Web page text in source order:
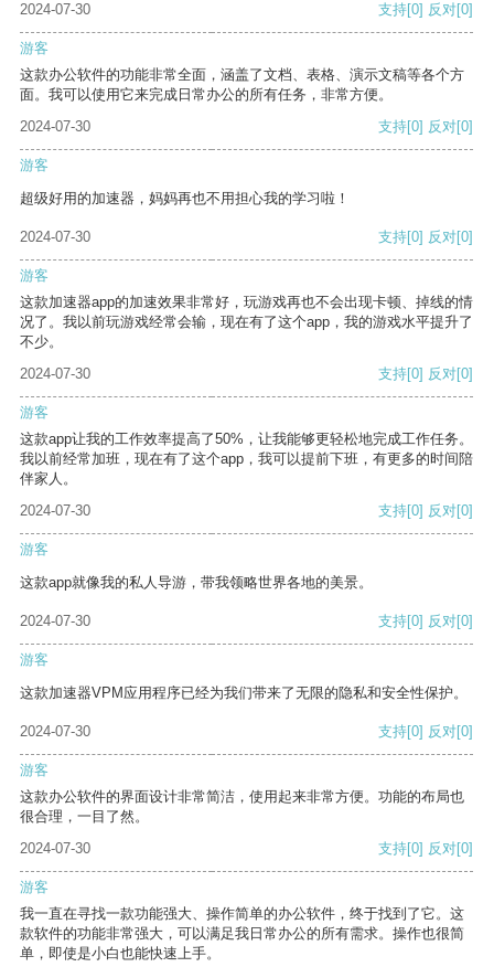
2024-07-30 支持[0] 反对[0]
游客
这款办公软件的功能非常全面，涵盖了文档、表格、演示文稿等各个方
面。我可以使用它来完成日常办公的所有任务，非常方便。
2024-07-30
支持[0] 反对[0]
游客
超级好用的加速器，妈妈再也不用担心我的学习啦！
2024-07-30 支持[0] 反对[0]
游客
这款加速器app的加速效果非常好，玩游戏再也不会出现卡顿、掉线的情
况了。我以前玩游戏经常会输，现在有了这个app，我的游戏水平提升了
不少。
2024-07-30
支持[0] 反对[0]
游客
这款app让我的工作效率提高了50%，让我能够更轻松地完成工作任务。
我以前经常加班，现在有了这个app，我可以提前下班，有更多的时间陪
伴家人。
2024-07-30
支持[0] 反对[0]
游客
这款app就像我的私人导游，带我领略世界各地的美景。
2024-07-30 支持[0] 反对[0]
游客
这款加速器VPM应用程序已经为我们带来了无限的隐私和安全性保护。
2024-07-30 支持[0] 反对[0]
游客
这款办公软件的界面设计非常简洁，使用起来非常方便。功能的布局也
很合理，一目了然。
2024-07-30
支持[0] 反对[0]
游客
我一直在寻找一款功能强大、操作简单的办公软件，终于找到了它。这
款软件的功能非常强大，可以满足我日常办公的所有需求。操作也很简
单，即使是小白也能快速上手。